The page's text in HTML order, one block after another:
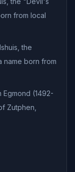
from local
the
name born from
(1492-
Zutphen,